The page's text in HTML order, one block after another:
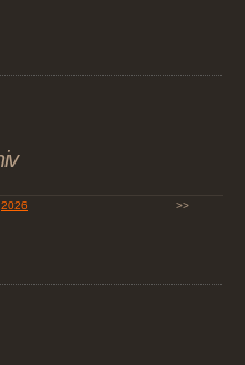
2026 >>